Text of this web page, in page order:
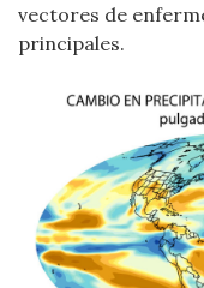
vectores de
principales.